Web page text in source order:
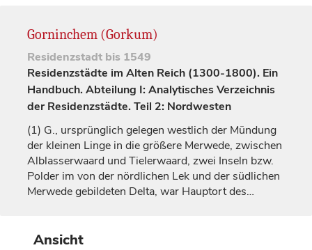
Gorninchem (Gorkum)
Residenzstadt bis 1549
Residenzstädte im Alten Reich (1300-1800). Ein
Handbuch. Abteilung I: Analytisches Verzeichnis
der Residenzstädte. Teil 2: Nordwesten
(1) G., ursprünglich gelegen westlich der Mündung
der kleinen Linge in die größere Merwede, zwischen
Alblasserwaard und Tielerwaard, zwei Inseln bzw.
Polder im von der nördlichen Lek und der südlichen
Merwede gebildeten Delta, war Hauptort des…
Ansicht